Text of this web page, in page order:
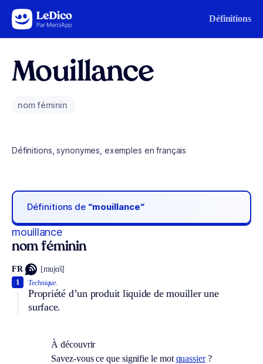
Aller au contenu Définitions
Mouillance
nom féminin
Définitions, synonymes, exemples en français
Définitions de “mouillance“
mouillance
nom féminin
FR [mujɑ̃s]
Technique.
Propriété d’un produit liquide de mouiller une
surface.
1
À découvrir
Savez-vous ce que signifie le mot quassier?